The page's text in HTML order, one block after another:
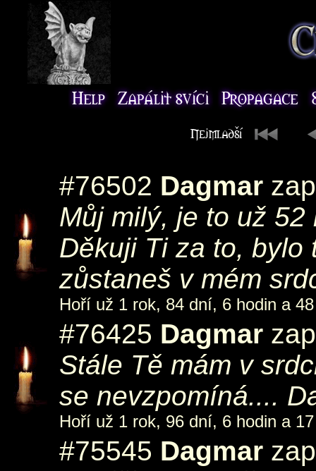
#76502 Dagmar
Můj milý, je to už
Děkuji Ti za to, bylo
zůstaneš v mém
Hoří už 1 rok, 84 dní, 6 hodin a
#76425 Dagmar
Stále Tě mám v
se nevzpomíná....
Hoří už 1 rok, 96 dní, 6 hodin a
#75545 Dagmar